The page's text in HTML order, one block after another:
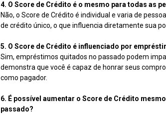
4. O Score de Crédito é o mesmo para todas as
Não, o Score de Crédito é individual e varia de
de crédito único, o que influencia diretamente sua
5. O Score de Crédito é influenciado por
Sim, empréstimos quitados no passado podem
demonstra que você é capaz de honrar seus
como pagador.
6. É possível aumentar o Score de Crédito
passado?